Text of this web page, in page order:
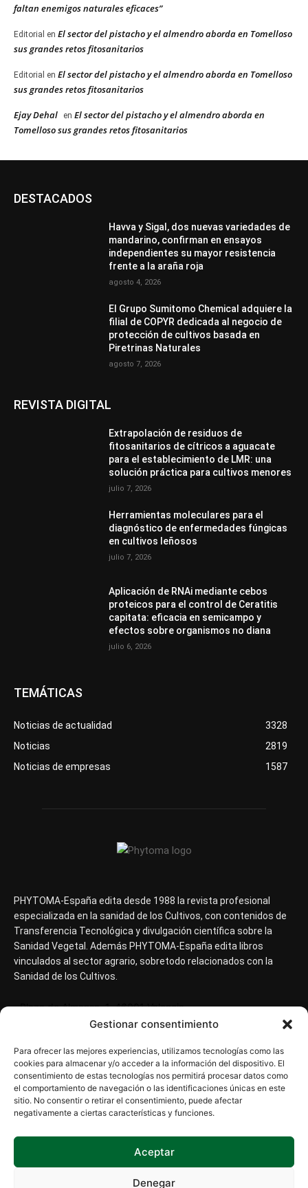
Gestionar consentimiento
Para ofrecer las mejores experiencias, utilizamos tecnologías como las
cookies para almacenar y/o acceder a la información del dispositivo. El
consentimiento de estas tecnologías nos permitirá procesar datos como
el comportamiento de navegación o las identificaciones únicas en este
sitio. No consentir o retirar el consentimiento, puede afectar
negativamente a ciertas características y funciones.
Aceptar
Denegar
faltan enemigos naturales eficaces”
Editorial en El sector del pistacho y el almendro aborda en Tomelloso
sus grandes retos fitosanitarios
Editorial en El sector del pistacho y el almendro aborda en Tomelloso
sus grandes retos fitosanitarios
Ejay Dehal en El sector del pistacho y el almendro aborda en
Tomelloso sus grandes retos fitosanitarios
DESTACADOS
Havva y Sigal, dos nuevas variedades de
mandarino, confirman en ensayos
independientes su mayor resistencia
frente a la araña roja
agosto 4, 2026
El Grupo Sumitomo Chemical adquiere la
filial de COPYR dedicada al negocio de
protección de cultivos basada en
Piretrinas Naturales
agosto 7, 2026
REVISTA DIGITAL
Extrapolación de residuos de
fitosanitarios de cítricos a aguacate
para el establecimiento de LMR: una
solución práctica para cultivos menores
julio 7, 2026
Herramientas moleculares para el
diagnóstico de enfermedades fúngicas
en cultivos leñosos
julio 7, 2026
Aplicación de RNAi mediante cebos
proteicos para el control de Ceratitis
capitata: eficacia en semicampo y
efectos sobre organismos no diana
julio 6, 2026
TEMÁTICAS
Noticias de actualidad
3328
Noticias
2819
Noticias de empresas
1587
PHYTOMA-España edita desde 1988 la revista profesional
especializada en la sanidad de los Cultivos, con contenidos de
Transferencia Tecnológica y divulgación científica sobre la
Sanidad Vegetal. Además PHYTOMA-España edita libros
vinculados al sector agrario, sobretodo relacionados con la
Sanidad de los Cultivos.
Plaza de Almansa, 1, 46001 Valencia
+34 963 826 511
SÍGUENOS